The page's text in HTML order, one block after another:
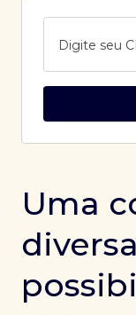
Digite seu
Uma